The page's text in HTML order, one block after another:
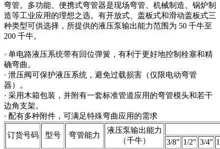
弯管。多功能、便携式弯管器是现场弯管、机械制造、锅炉制
造等工业应用的理想之选。有开放式、盖板式和滑动盖板式三
种类型可供选择，所提供的液压泵输出能力范围为 50 千牛至
200 千牛。
· 单电路液压系统带有回位弹簧，有利于更好地控制栓塞和精
确弯曲。
· 泄压阀可保护液压系统，避免过载损害（仅限电动弯管
器）。
· 采用木箱包装，并附有一套标准管道应用的弯管模头和若干
边角支架。
· 配有多种附件，可满足特殊弯曲应用的需求
订货号码 型号 弯管能力
液压泵输出能力
（千牛）
3/8" 1/2" 3/4"